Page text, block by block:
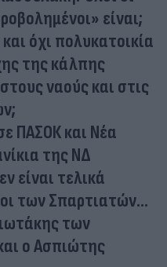
είναι;
όχι πολυκατοικία
της κάλπης
ναούς και στις
ΠΑΣΟΚ και Νέα
της ΝΔ
είναι τελικά
των Σπαρτιατών...
των
ο Ασπιώτης